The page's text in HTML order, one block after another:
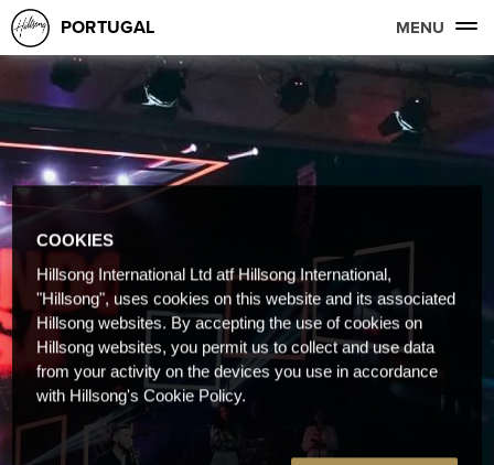
PORTUGAL MENU
COOKIES
Hillsong International Ltd atf Hillsong International,
"Hillsong", uses cookies on this website and its associated
Hillsong websites. By accepting the use of cookies on
Hillsong websites, you permit us to collect and use data
from your activity on the devices you use in accordance
with Hillsong's Cookie Policy.